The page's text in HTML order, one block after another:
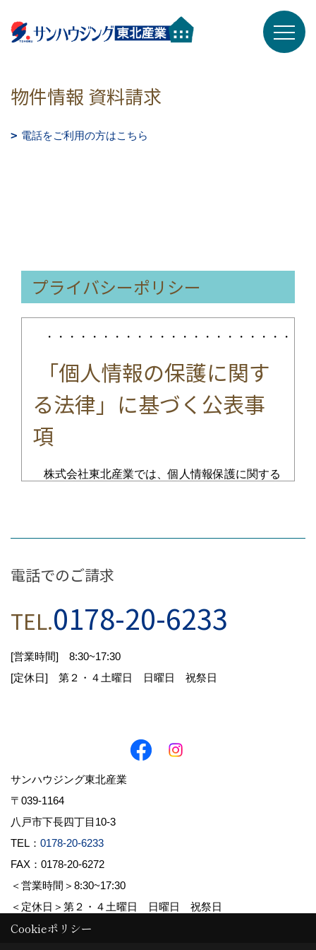
物件情報 資料請求
電話をご利用の方はこちら
プライバシーポリシー
・・・・・・・・・・・・・・・・・・・・・・・
「個人情報の保護に関す
る法律」に基づく公表事
項
株式会社東北産業では、個人情報保護に関する
します。
個人情報の利用目的の公表に
関する事項
合は、その都度利用目的を明示させていただきま
1.お客様からのお問合せの対応
3.お客様の家づくりに関するご提案
4.必要に応じてお客様へのご連絡
電話でのご請求
TEL.0178-20-6233
[営業時間] 8:30~17:30
[定休日] 第２・４土曜日 日曜日 祝祭日
サンハウジング東北産業
〒039-1164
八戸市下長四丁目10-3
TEL： 0178-20-6233
FAX：0178-20-6272
＜営業時間＞8:30~17:30
＜定休日＞第２・４土曜日 日曜日 祝祭日
Cookieポリシー